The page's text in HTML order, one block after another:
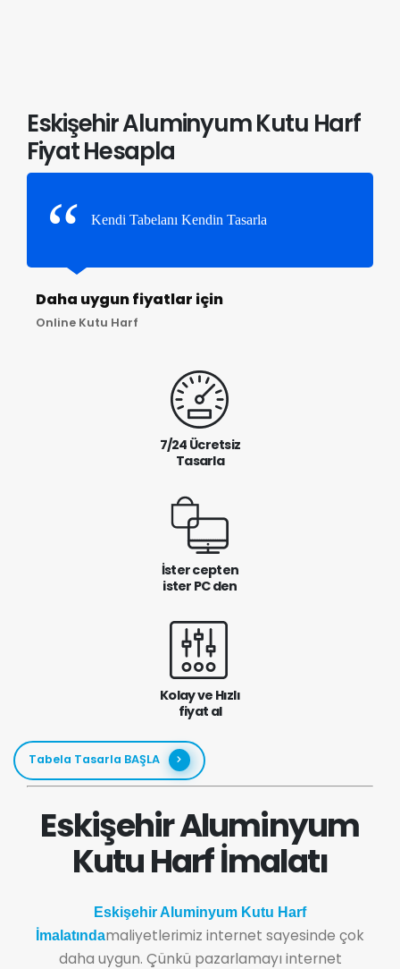
Eskişehir Aluminyum Kutu Harf
Fiyat Hesapla
Kendi Tabelanı Kendin Tasarla
Daha uygun fiyatlar için
Online Kutu Harf
7/24 Ücretsiz
Tasarla
İster cepten
ister PC den
Kolay ve Hızlı
fiyat al
Tabela Tasarla BAŞLA
Eskişehir Aluminyum
Kutu Harf İmalatı
Eskişehir Aluminyum Kutu Harf
İmalatındamaliyetlerimiz internet sayesinde çok
daha uygun. Çünkü pazarlamayı internet